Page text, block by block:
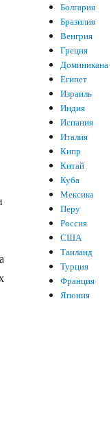
Болгария
Бразилия
Венгрия
Греция
Доминикана
Египет
Израиль
Индия
Испания
Италия
Кипр
Китай
Куба
Мексика
Перу
Россия
США
Таиланд
Турция
Франция
Япония